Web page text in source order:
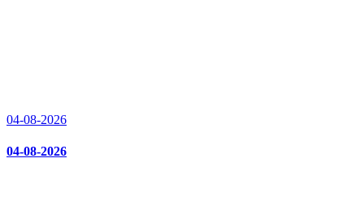
04-08-2026
04-08-2026